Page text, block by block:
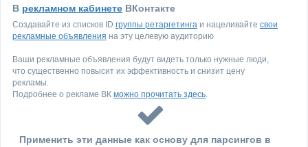
В рекламном кабинете ВКонтакте
Создавайте из списков ID группы ретаргетинга и нацеливайте свои
рекламные объявления на эту целевую аудиторию
Ваши рекламные объявления будут видеть только нужные люди,
что существенно повысит их эффективность и снизит цену
рекламы.
Подробнее о рекламе ВК можно прочитать здесь.
Применить эти данные как основу для парсингов в